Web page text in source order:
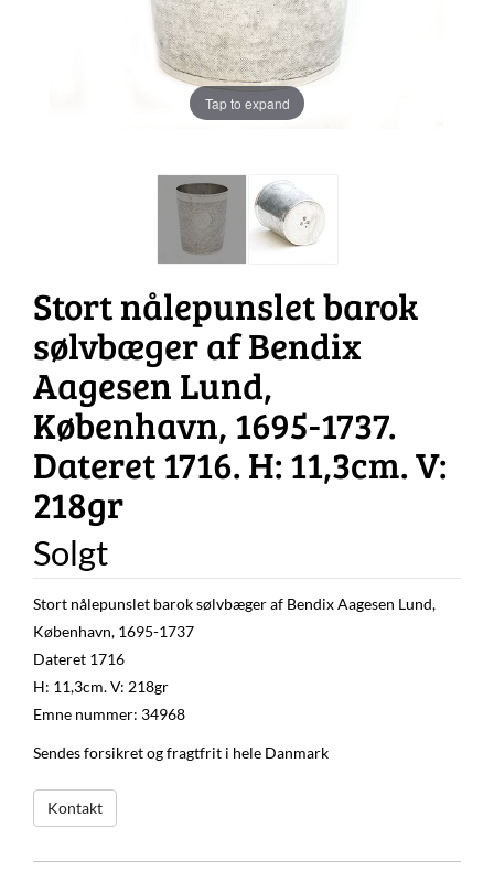
Tap to expand
Stort nålepunslet barok
sølvbæger af Bendix
Aagesen Lund,
København, 1695-1737.
Dateret 1716. H: 11,3cm. V:
218gr
Solgt
Stort nålepunslet barok sølvbæger af Bendix Aagesen Lund,
København, 1695-1737
Dateret 1716
H: 11,3cm. V: 218gr
Emne nummer: 34968
Sendes forsikret og fragtfrit i hele Danmark
Kontakt